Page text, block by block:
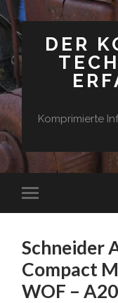
DER
Komprimierte
Menü
Schneider
Compact
WOF –